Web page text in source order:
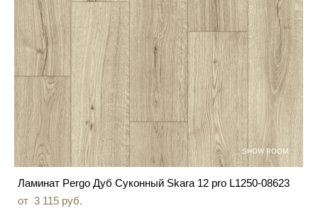
SHOW ROOM
Ламинат Pergo Дуб Суконный Skara 12 pro L1250-08623
от 3 115 pуб.